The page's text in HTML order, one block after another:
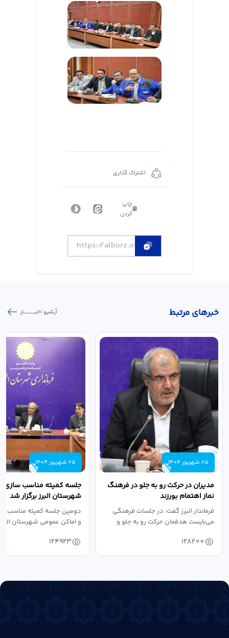
اشتراک گذاری
چاپ
کردن
خبر‌های مرتبط آرشیو اخبـــــــــــار
25 شهریور 1404
مدیران در حرکت رو به جلو در فرهنگ
نماز اهتمام بورزند
فرماندار البرز گفت: در جلسات فرهنگی
می‌بایست هدفمان حرکت رو به جلو و
128200
25 شهریور 1404
جلسه کمیته مناسب سازی
شهرستان البرز برگزار شد
دومین جلسه کمیته مناسب
و اماکن عمومی شهرستان
124923